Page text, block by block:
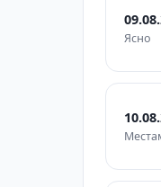
Ясно